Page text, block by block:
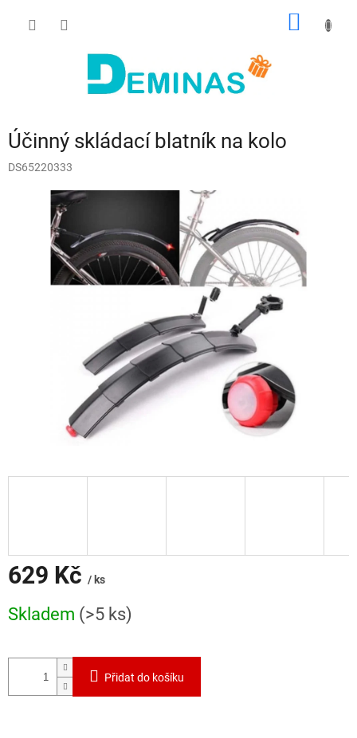
Účinný skládací blatník na kolo
DS65220333
629 Kč / ks
cena:
Skladem (>5 ks)
Přidat do košíku